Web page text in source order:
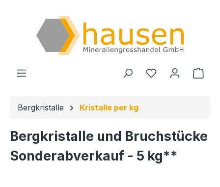
Du hast 0
Bergkristalle Kristalle per kg
Bergkristalle und Bruchstücke
Sonderabverkauf - 5 kg**